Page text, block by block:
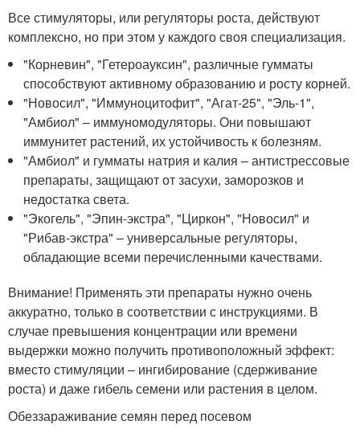
Все стимуляторы, или регуляторы роста, действуют
комплексно, но при этом у каждого своя специализация.
"Корневин", "Гетероауксин", различные гумматы
способствуют активному образованию и росту корней.
"Новосил", "Иммуноцитофит", "Агат-25", "Эль-1",
"Амбиол" – иммуномодуляторы. Они повышают
иммунитет растений, их устойчивость к болезням.
"Амбиол" и гумматы натрия и калия – антистрессовые
препараты, защищают от засухи, заморозков и
недостатка света.
"Экогель", "Эпин-экстра", "Циркон", "Новосил" и
"Рибав-экстра" – универсальные регуляторы,
обладающие всеми перечисленными качествами.
Внимание! Применять эти препараты нужно очень
аккуратно, только в соответствии с инструкциями. В
случае превышения концентрации или времени
выдержки можно получить противоположный эффект:
вместо стимуляции – ингибирование (сдерживание
роста) и даже гибель семени или растения в целом.
Обеззараживание семян перед посевом